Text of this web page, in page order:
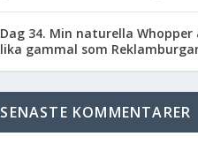
Dag 34. Min naturella Whopper
lika gammal som
SENASTE KOMMENTARER